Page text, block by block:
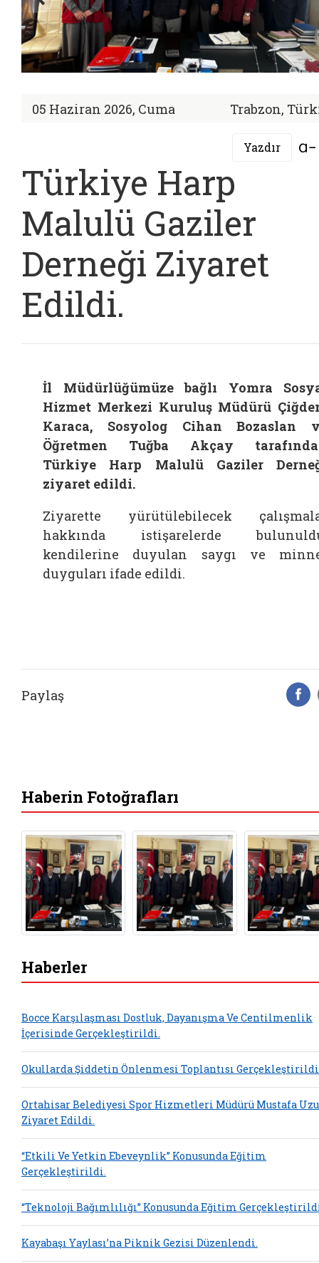
05 Haziran 2026, Cuma Trabzon,
Yazdır
Türkiye Harp
Malulü Gaziler
Derneği Ziyaret
Edildi.
İl Müdürlüğümüze bağlı Yomra
Hizmet Merkezi Kuruluş Müdürü
Karaca, Sosyolog Cihan Bozaslan
Öğretmen Tuğba Akçay
Türkiye Harp Malulü Gaziler
ziyaret edildi.
Ziyarette yürütülebilecek
hakkında istişarelerde
kendilerine duyulan saygı ve
duyguları ifade edildi.
Paylaş
Haberin Fotoğrafları
Haberler
Bocce Karşılaşması Dostluk, Dayanışma Ve Centilmenlik
İçerisinde Gerçekleştirildi.
Okullarda Şiddetin Önlenmesi Toplantısı
Ortahisar Belediyesi Spor Hizmetleri Müdürü Mustafa
Ziyaret Edildi.
“Etkili Ve Yetkin Ebeveynlik” Konusunda Eğitim
Gerçekleştirildi.
“Teknoloji Bağımlılığı” Konusunda Eğitim
Kayabaşı Yaylası’na Piknik Gezisi Düzenlendi.